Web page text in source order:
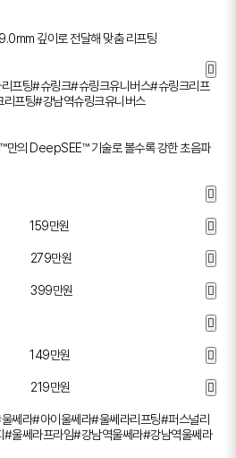
깊이로 전달해 맞춤 리프팅
프팅#슈링크#슈링크유니버스#슈링크리프
리프팅#강남역슈링크유니버스
만의 DeepSEE™ 기술로 볼수록 강한 초음파
159만원
279만원
399만원
149만원
219만원
쎄라#아이울쎄라#울쎄라리프팅#퍼스널리
#울쎄라프라임#강남역울쎄라#강남역울쎄라